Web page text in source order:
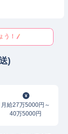
う！
)
月給27万5000円～
40万5000円